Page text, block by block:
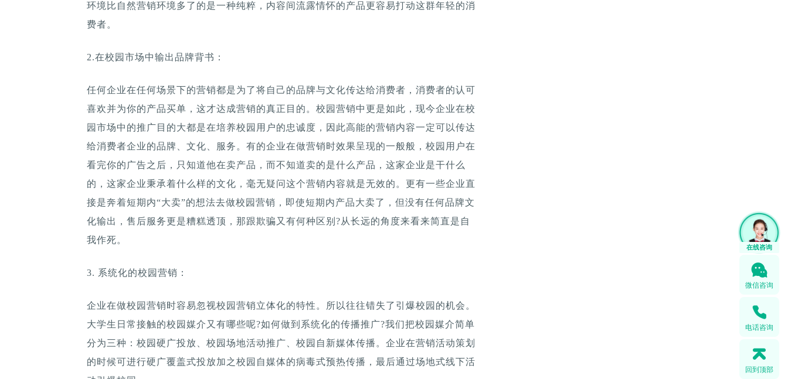
环境比自然营销环境多了的是一种纯粹，内容间流露情怀的产品更容易打动这群年轻的消
费者。
2.在校园市场中输出品牌背书：
任何企业在任何场景下的营销都是为了将自己的品牌与文化传达给消费者，消费者的认可
喜欢并为你的产品买单，这才达成营销的真正目的。校园营销中更是如此，现今企业在校
园市场中的推广目的大都是在培养校园用户的忠诚度，因此高能的营销内容一定可以传达
给消费者企业的品牌、文化、服务。有的企业在做营销时效果呈现的一般般，校园用户在
看完你的广告之后，只知道他在卖产品，而不知道卖的是什么产品，这家企业是干什么
的，这家企业秉承着什么样的文化，毫无疑问这个营销内容就是无效的。更有一些企业直
接是奔着短期内“大卖”的想法去做校园营销，即使短期内产品大卖了，但没有任何品牌文
化输出，售后服务更是糟糕透顶，那跟欺骗又有何种区别?从长远的角度来看来简直是自
我作死。
3. 系统化的校园营销：
企业在做校园营销时容易忽视校园营销立体化的特性。所以往往错失了引爆校园的机会。
大学生日常接触的校园媒介又有哪些呢?如何做到系统化的传播推广?我们把校园媒介简单
分为三种：校园硬广投放、校园场地活动推广、校园自新媒体传播。企业在营销活动策划
的时候可进行硬广覆盖式投放加之校园自媒体的病毒式预热传播，最后通过场地式线下活
1
微信咨询
电话咨询
回到顶部